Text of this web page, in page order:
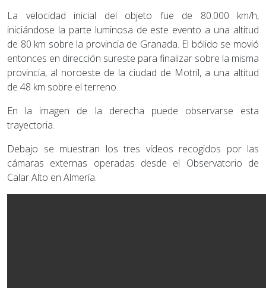
La velocidad inicial del objeto fue de 80.000 km/h,
iniciándose la parte luminosa de este evento a una altitud
de 80 km sobre la provincia de Granada. El bólido se movió
entonces en dirección sureste para finalizar sobre la misma
provincia, al noroeste de la ciudad de Motril, a una altitud
de 48 km sobre el terreno.
En la imagen de la derecha puede observarse esta
trayectoria.
Debajo se muestran los tres vídeos recogidos por las
cámaras externas operadas desde el Observatorio de
Calar Alto en Almería.